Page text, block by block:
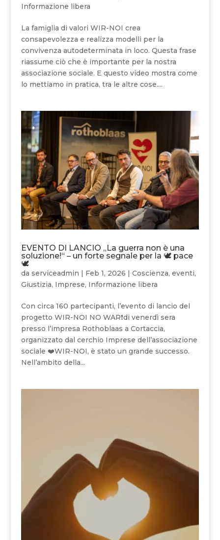
Informazione libera
La famiglia di valori WIR-NOI crea
consapevolezza e realizza modelli per la
convivenza autodeterminata in loco. Questa frase
riassume ciò che è importante per la nostra
associazione sociale. E questo video mostra come
lo mettiamo in pratica, tra le altre cose....
EVENTO DI LANCIO „La guerra non è una
soluzione!“ – un forte segnale per la 🕊 pace
🕊
da serviceadmin | Feb 1, 2026 | Coscienza, eventi,
Giustizia, Imprese, Informazione libera
Con circa 160 partecipanti, l’evento di lancio del
progetto WIR-NOI NO WAR❗️di venerdì sera
presso l’impresa Rothoblaas a Cortaccia,
organizzato dal cerchio Imprese dell’associazione
sociale ❤️WIR-NOI, è stato un grande successo.
Nell’ambito della...